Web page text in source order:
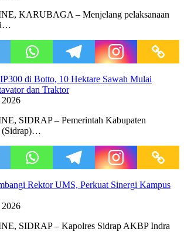
KARUBAGA – Menjelang pelaksanaan
di Botto, 10 Hektare Sawah Mulai
dan Traktor
SIDRAP – Pemerintah Kabupaten
(Sidrap)…
Rektor UMS, Perkuat Sinergi Kampus
SIDRAP – Kapolres Sidrap AKBP Indra